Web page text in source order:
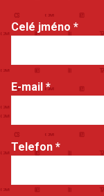
Celé jméno *
E-mail*
Telefon *